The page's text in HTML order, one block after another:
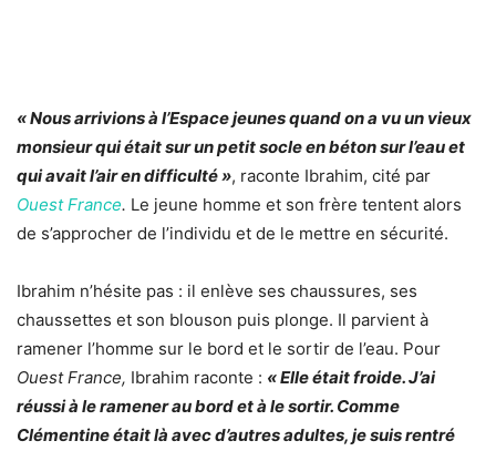
« Nous arrivions à l’Espace jeunes quand on a vu un vieux
monsieur qui était sur un petit socle en béton sur l’eau et
qui avait l’air en difficulté », raconte Ibrahim, cité par
Ouest France. Le jeune homme et son frère tentent alors
de s’approcher de l’individu et de le mettre en sécurité.
Ibrahim n’hésite pas : il enlève ses chaussures, ses
chaussettes et son blouson puis plonge. Il parvient à
ramener l’homme sur le bord et le sortir de l’eau. Pour
Ouest France, Ibrahim raconte : « Elle était froide. J’ai
réussi à le ramener au bord et à le sortir. Comme
Clémentine était là avec d’autres adultes, je suis rentré